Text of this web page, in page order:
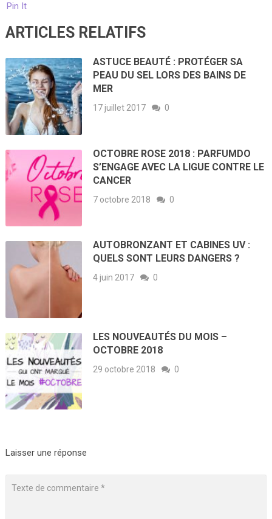
Pin It
ARTICLES RELATIFS
ASTUCE BEAUTÉ : PROTÉGER SA
PEAU DU SEL LORS DES BAINS DE
MER
17 juillet 2017 0
OCTOBRE ROSE 2018 : PARFUMDO
S’ENGAGE AVEC LA LIGUE CONTRE LE
CANCER
7 octobre 2018 0
AUTOBRONZANT ET CABINES UV :
QUELS SONT LEURS DANGERS ?
4 juin 2017 0
LES NOUVEAUTÉS DU MOIS –
OCTOBRE 2018
29 octobre 2018 0
Laisser une réponse